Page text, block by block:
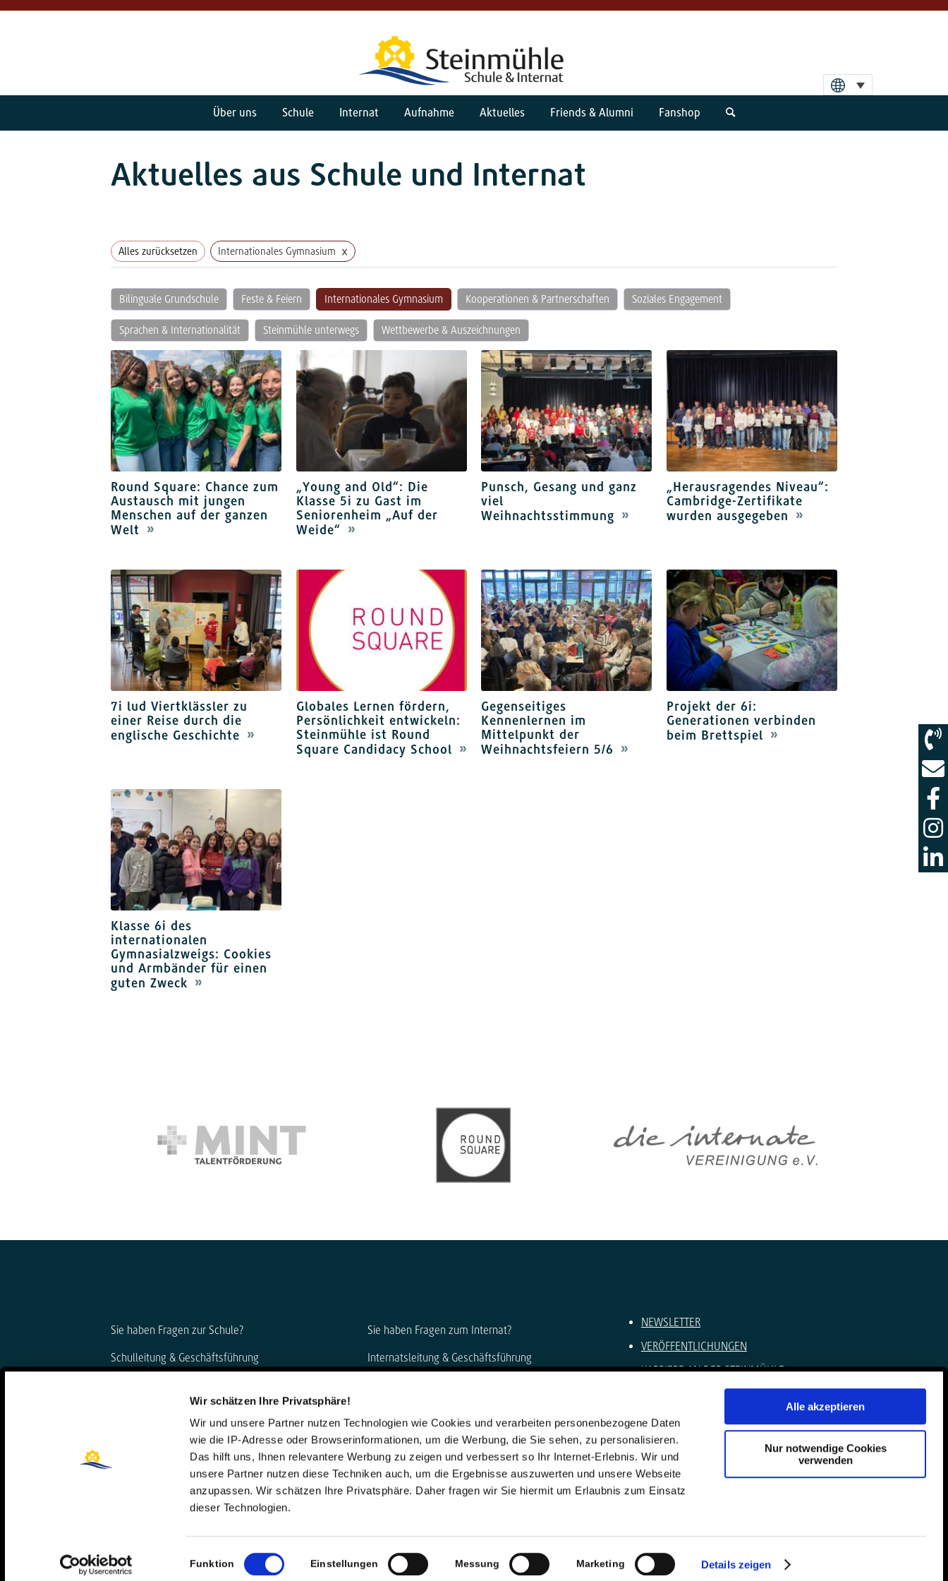
Wir schätzen Ihre Privatsphäre!
Wir und unsere Partner nutzen Technologien wie Cookies und verarbeiten personenbezogene Daten
wie die IP-Adresse oder Browserinformationen, um die Werbung, die Sie sehen, zu personalisieren.
Das hilft uns, Ihnen relevantere Werbung zu zeigen und verbessert so Ihr Internet-Erlebnis. Wir und
unsere Partner nutzen diese Techniken auch, um die Ergebnisse auszuwerten und unsere Webseite
anzupassen. Wir schätzen Ihre Privatsphäre. Daher fragen wir Sie hiermit um Erlaubnis zum Einsatz
dieser Technologien.
Einwilligungsauswahl
Funktion Einstellungen Messung Marketing Details zeigen
Alle akzeptieren
Nur notwendige Cookies
verwenden
Über uns Schule Internat Aufnahme Aktuelles Friends & Alumni Fanshop
Aktuelles aus Schule und Internat
Alles zurücksetzen Internationales Gymnasium ×
Bilinguale Grundschule Feste & Feiern Internationales Gymnasium Kooperationen & Partnerschaften Soziales Engagement
Sprachen & Internationalität Steinmühle unterwegs Wettbewerbe & Auszeichnungen
Round Square: Chance zum
Austausch mit jungen
Menschen auf der ganzen
Welt
„Young and Old“: Die
Klasse 5i zu Gast im
Seniorenheim „Auf der
Weide“
Punsch, Gesang und ganz
viel
Weihnachtsstimmung
„Herausragendes Niveau“:
Cambridge-Zertifikate
wurden ausgegeben
7i lud Viertklässler zu
einer Reise durch die
englische Geschichte
Globales Lernen fördern,
Persönlichkeit entwickeln:
Steinmühle ist Round
Square Candidacy School
Gegenseitiges
Kennenlernen im
Mittelpunkt der
Weihnachtsfeiern 5/6
Projekt der 6i:
Generationen verbinden
beim Brettspiel
Klasse 6i des
internationalen
Gymnasialzweigs: Cookies
und Armbänder für einen
guten Zweck
Sie haben Fragen zur Schule?
Schulleitung & Geschäftsführung
Telefon: 06421 408-20
schule@steinmuehle.de
Sie haben Fragen zum Internat?
Internatsleitung & Geschäftsführung
internat@steinmuehle.de
NEWSLETTER
VERÖFFENTLICHUNGEN
KARRIERE AN DER STEINMÜHLE
IMPRESSUM
DATENSCHUTZ
KONTAKT